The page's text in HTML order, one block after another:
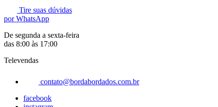
Tire suas dúvidas
por WhatsApp
De segunda a sexta-feira
das 8:00 às 17:00
Televendas
contato@bordabordados.com.br
facebook